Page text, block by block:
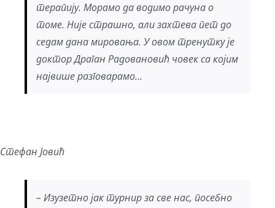
терапију. Морамо да водимо рачуна о
томе. Није страшно, али захтева пет до
седам дана мировања. У овом тренутку је
доктор Драган Радовановић човек са којим
највише разговарамо…
Стефан Јовић
– Изузетно јак турнир за све нас, посебно